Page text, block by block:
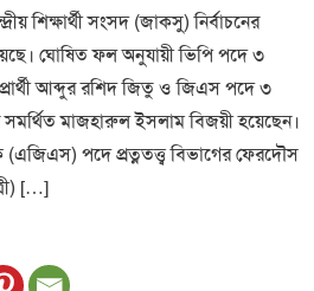
শিক্ষার্থী সংসদ (জাকসু) নির্বাচনের
ঘোষিত ফল অনুযায়ী ভিপি পদে ৩
আব্দুর রশিদ জিতু ও জিএস পদে ৩
মাজহারুল ইসলাম বিজয়ী হয়েছেন।
পদে প্রত্নতত্ত্ব বিভাগের ফেরদৌস
[…]